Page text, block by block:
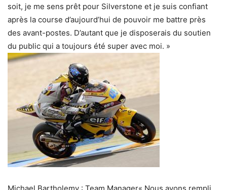
soit, je me sens prêt pour Silverstone et je suis confiant
après la course d’aujourd’hui de pouvoir me battre près
des avant-postes. D’autant que je disposerais du soutien
du public qui a toujours été super avec moi. »